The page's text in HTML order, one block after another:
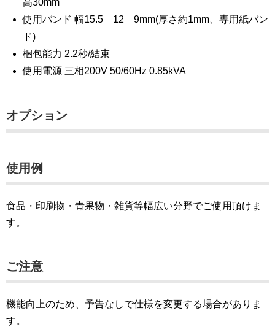
高30mm
使用バンド 幅15.5 12 9mm(厚さ約1mm、専用紙バン
ド)
梱包能力 2.2秒/結束
使用電源 三相200V 50/60Hz 0.85kVA
オプション
使用例
食品・印刷物・青果物・雑貨等幅広い分野でご使用頂けま
す。
ご注意
機能向上のため、予告なしで仕様を変更する場合がありま
す。